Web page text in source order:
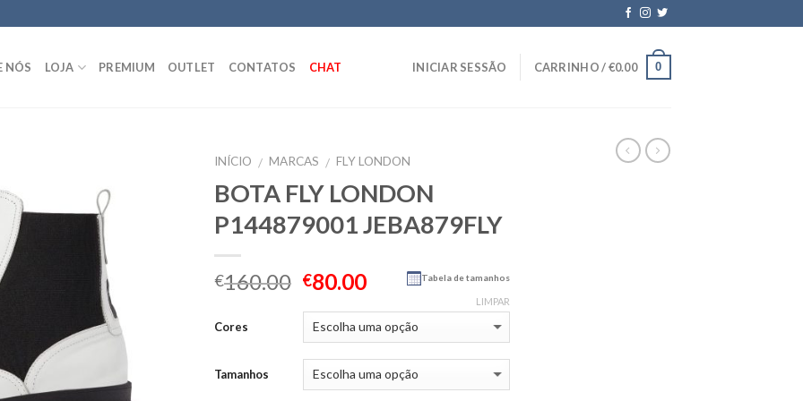
NÓS LOJA PREMIUM OUTLET CONTATOS CHAT INICIAR SESSÃO CARRINHO /€0.00 0
INÍCIO / MARCAS / FLY LONDON
BOTA FLY LONDON
P144879001 JEBA879FLY
€160.00 €80.00 Tabela de tamanhos
Cores
Tamanhos
LIMPAR